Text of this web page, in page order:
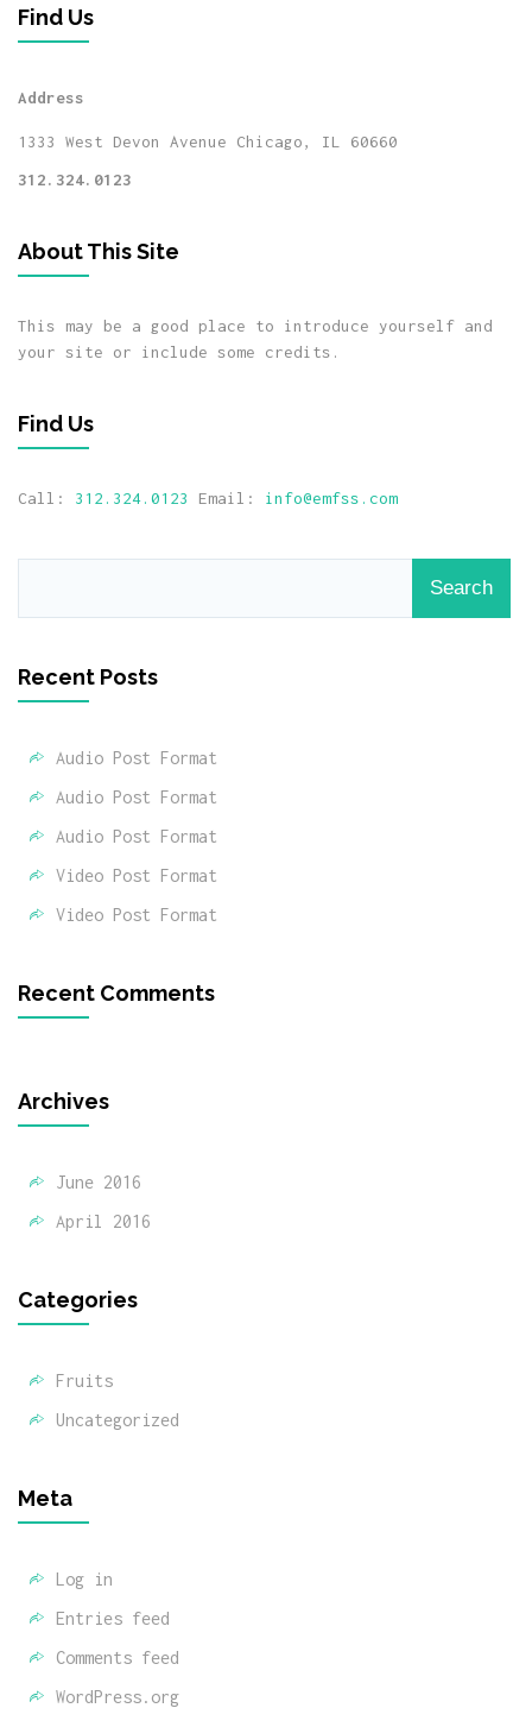
Find Us
Address
1333 West Devon Avenue Chicago, IL 60660
312.324.0123
About This Site
This may be a good place to introduce yourself and
your site or include some credits.
Find Us
Call: 312.324.0123 Email: info@emfss.com
Recent Posts
Audio Post Format
Audio Post Format
Audio Post Format
Video Post Format
Video Post Format
Recent Comments
Archives
June 2016
April 2016
Categories
Fruits
Uncategorized
Meta
Log in
Entries feed
Comments feed
WordPress.org